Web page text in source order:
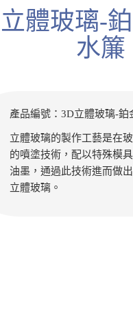
體玻璃-
水簾
產品編號：3D立體玻璃-鉑
立體玻璃的製作工藝是在
的噴塗技術，配以特殊模
油墨，通過此技術進而做
立體玻璃。